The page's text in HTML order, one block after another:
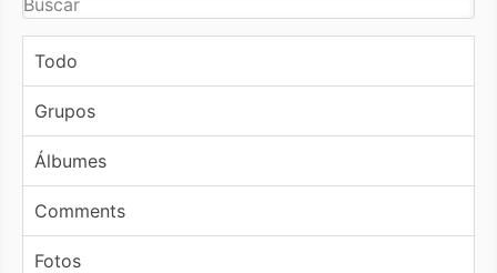
Todo
Grupos
Álbumes
Comments
Fotos